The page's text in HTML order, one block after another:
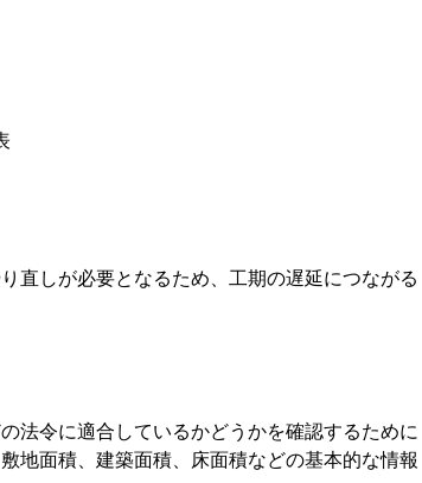
直しが必要となるため、工期の遅延につながる
法令に適合しているかどうかを確認するために
地面積、建築面積、床面積などの基本的な情報